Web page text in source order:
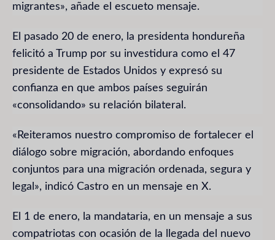
migrantes», añade el escueto mensaje.
El pasado 20 de enero, la presidenta hondureña
felicitó a Trump por su investidura como el 47
presidente de Estados Unidos y expresó su
confianza en que ambos países seguirán
«consolidando» su relación bilateral.
«Reiteramos nuestro compromiso de fortalecer el
diálogo sobre migración, abordando enfoques
conjuntos para una migración ordenada, segura y
legal», indicó Castro en un mensaje en X.
El 1 de enero, la mandataria, en un mensaje a sus
compatriotas con ocasión de la llegada del nuevo